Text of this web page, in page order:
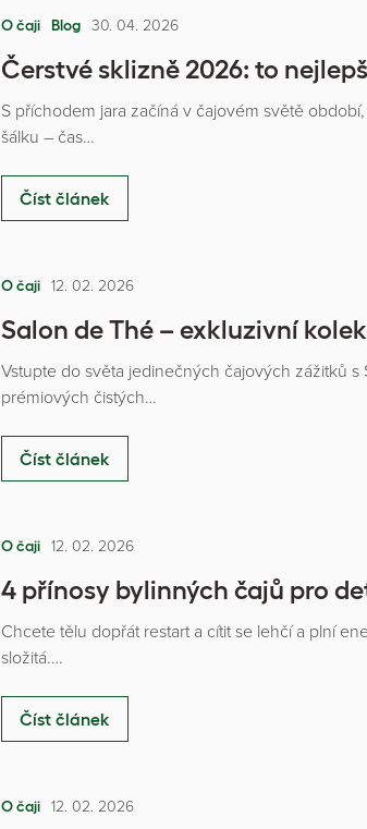
O čaji Blog 30. 04. 2026
Čerstvé sklizně 2026: to
S příchodem jara začíná v čajovém světě
šálku – čas…
Číst článek
O čaji 12. 02. 2026
Salon de Thé – exkluzivní
Vstupte do světa jedinečných čajových zážitků
prémiových čistých…
Číst článek
O čaji 12. 02. 2026
4 přínosy bylinných čajů pro
Chcete tělu dopřát restart a cítit se lehčí a plní
složitá.…
Číst článek
O čaji 12. 02. 2026